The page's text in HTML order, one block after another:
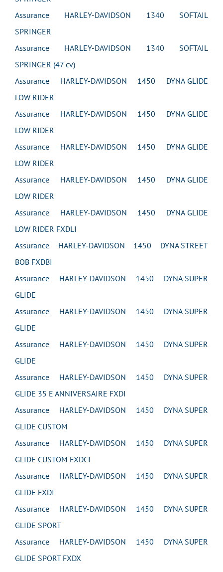
Assurance HARLEY-DAVIDSON 1340 SOFTAIL
SPRINGER
Assurance HARLEY-DAVIDSON 1340 SOFTAIL
SPRINGER (47 cv)
Assurance HARLEY-DAVIDSON 1450 DYNA GLIDE
LOW RIDER
Assurance HARLEY-DAVIDSON 1450 DYNA GLIDE
LOW RIDER
Assurance HARLEY-DAVIDSON 1450 DYNA GLIDE
LOW RIDER
Assurance HARLEY-DAVIDSON 1450 DYNA GLIDE
LOW RIDER
Assurance HARLEY-DAVIDSON 1450 DYNA GLIDE
LOW RIDER FXDLI
Assurance HARLEY-DAVIDSON 1450 DYNA STREET
BOB FXDBI
Assurance HARLEY-DAVIDSON 1450 DYNA SUPER
GLIDE
Assurance HARLEY-DAVIDSON 1450 DYNA SUPER
GLIDE
Assurance HARLEY-DAVIDSON 1450 DYNA SUPER
GLIDE
Assurance HARLEY-DAVIDSON 1450 DYNA SUPER
GLIDE 35 E ANNIVERSAIRE FXDI
Assurance HARLEY-DAVIDSON 1450 DYNA SUPER
GLIDE CUSTOM
Assurance HARLEY-DAVIDSON 1450 DYNA SUPER
GLIDE CUSTOM FXDCI
Assurance HARLEY-DAVIDSON 1450 DYNA SUPER
GLIDE FXDI
Assurance HARLEY-DAVIDSON 1450 DYNA SUPER
GLIDE SPORT
Assurance HARLEY-DAVIDSON 1450 DYNA SUPER
GLIDE SPORT FXDX